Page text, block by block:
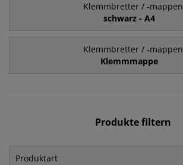
Klemmbretter / -mappen
schwarz - A4
Klemmbretter / -mappen
Klemmmappe
Produkte filtern
Produktart